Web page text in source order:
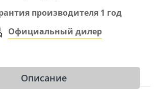
производителя 1 год
Официальный дилер
Описание